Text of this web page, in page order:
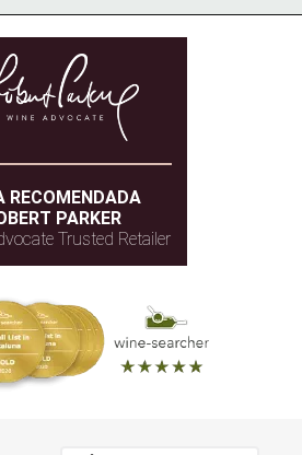
RECOMENDADA
PARKER
Trusted Retailer